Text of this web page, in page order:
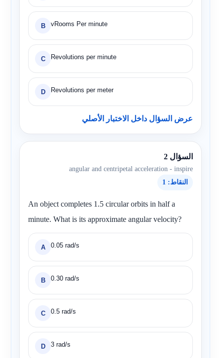
B vRooms Per minute
C Revolutions per minute
D Revolutions per meter
عرض السؤال داخل الاختبار الأصلي
السؤال 2
angular and centripetal acceleration - inspire
النقاط: 1
An object completes 1.5 circular orbits in half a
minute. What is its approximate angular velocity?
A 0.05 rad/s
B 0.30 rad/s
C 0.5 rad/s
D 3 rad/s